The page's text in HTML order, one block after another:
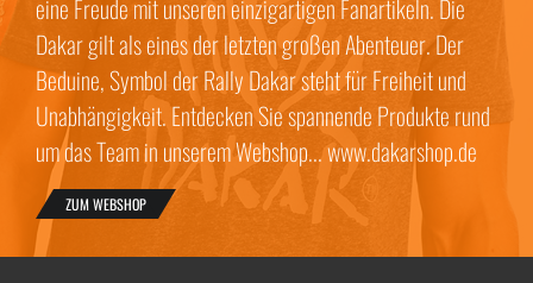
eine Freude mit unseren einzigartigen Fanartikeln. Die
Dakar gilt als eines der letzten großen Abenteuer. Der
Beduine, Symbol der Rally Dakar steht für Freiheit und
Unabhängigkeit. Entdecken Sie spannende Produkte rund
um das Team in unserem Webshop... www.dakarshop.de
ZUM WEBSHOP